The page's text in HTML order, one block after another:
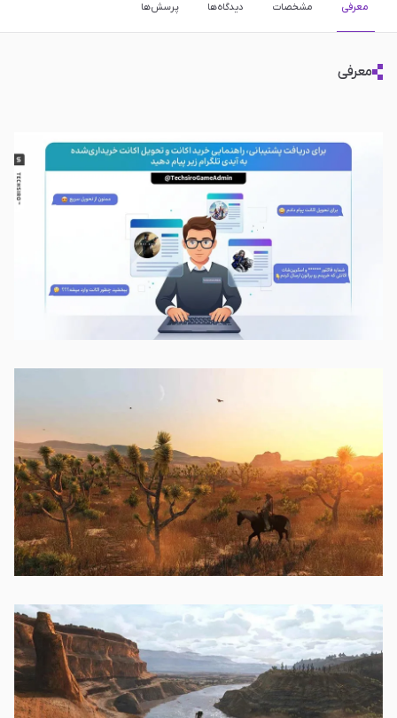
معرفی مشخصات دیدگاه‌ها پرسش‌ها
معرفی